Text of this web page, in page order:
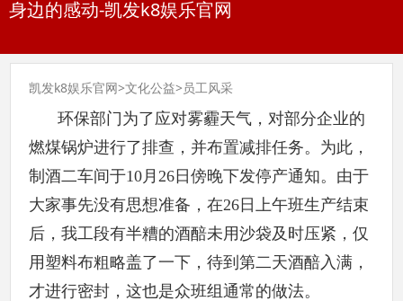
身边的感动-凯发k8娱乐官网
凯发k8娱乐官网>文化公益>员工风采
环保部门为了应对雾霾天气，对部分企业的
燃煤锅炉进行了排查，并布置减排任务。为此，
制酒二车间于10月26日傍晚下发停产通知。由于
大家事先没有思想准备，在26日上午班生产结束
后，我工段有半糟的酒醅未用沙袋及时压紧，仅
用塑料布粗略盖了一下，待到第二天酒醅入满，
才进行密封，这也是众班组通常的做法。